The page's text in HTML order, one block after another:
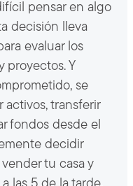
pensar en algo
decisión lleva
evaluar los
proyectos. Y
se
activos, transferir
fondos desde el
decidir
tu casa y